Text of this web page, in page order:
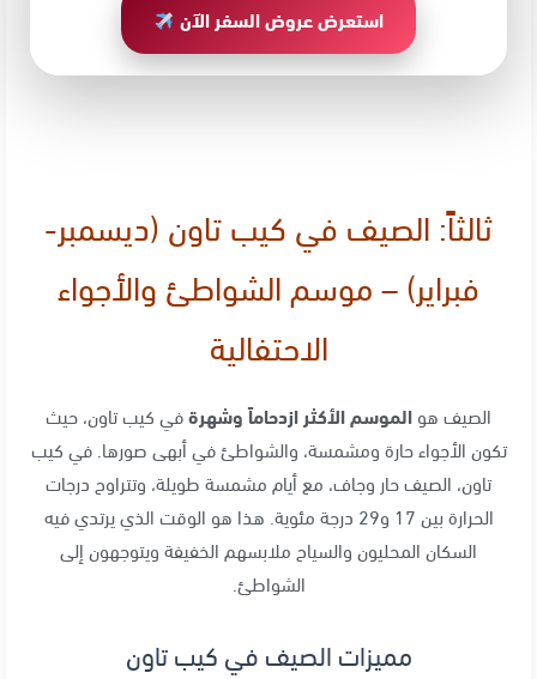
استعرض عروض السفر الآن
ثالثاً: الصيف في كيب تاون (ديسمبر-
فبراير) – موسم الشواطئ والأجواء
الاحتفالية
الصيف هوالموسم الأكثر ازدحاماً وشهرةفي كيب تاون، حيث
تكون الأجواء حارة ومشمسة، والشواطئ في أبهى صورها. في كيب
تاون، الصيف حار وجاف، مع أيام مشمسة طويلة، وتتراوح درجات
الحرارة بين 17 و29 درجة مئوية
. هذا هو الوقت الذي يرتدي فيه
السكان المحليون والسياح ملابسهم الخفيفة ويتوجهون إلى
الشواطئ.
مميزات الصيف في كيب تاون